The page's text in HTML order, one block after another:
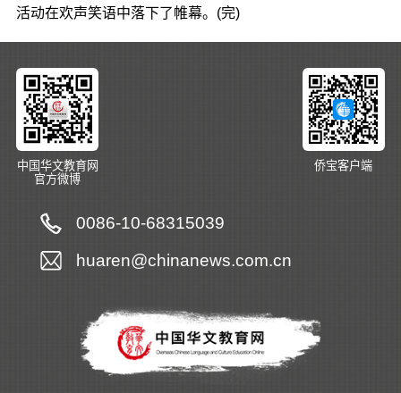
活动在欢声笑语中落下了帷幕。(完)
中国华文教育网
官方微博
侨宝客户端
0086-10-68315039
huaren@chinanews.com.cn